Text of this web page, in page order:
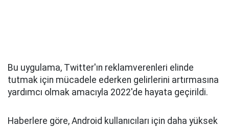
Bu uygulama, Twitter'ın reklamverenleri elinde
tutmak için mücadele ederken gelirlerini artırmasına
yardımcı olmak amacıyla 2022'de hayata geçirildi.
Haberlere göre, Android kullanıcıları için daha yüksek